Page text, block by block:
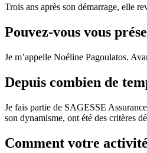
Trois ans après son démarrage, elle
Pouvez-vous vous
Je m’appelle Noéline Pagoulatos.
Depuis combien de
Je fais partie de SAGESSE
son dynamisme, ont été des critères
Comment votre